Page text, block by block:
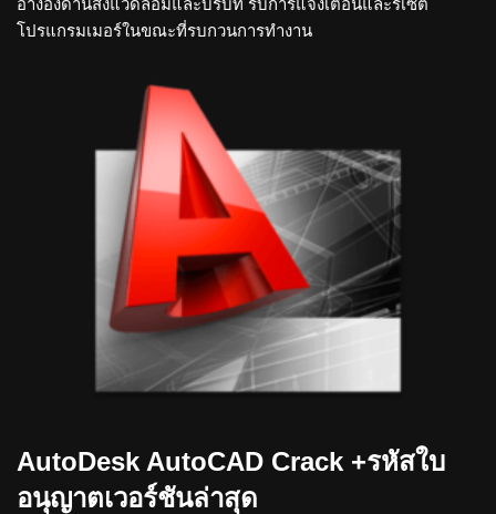
โปรแกรมเมอร์ในขณะที่รบกวนการทำงาน
AutoDesk AutoCAD Crack +รหัสใบ
อนุญาตเวอร์ชันล่าสุด